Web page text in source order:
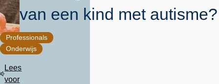
van een kind met autisme?
Professionals
Onderwijs
Lees
voor